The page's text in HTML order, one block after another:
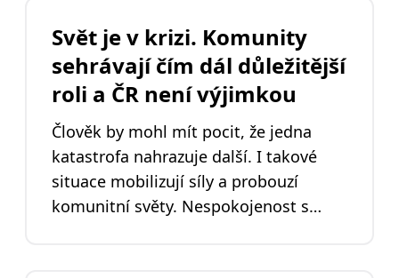
nejlépe – prostřednictvím technologií.
Pomohli jsme vytvořit 6 projektů a
jsme nesmírně vděční za každého, kdo
přispěl k jejich realizaci. Jaké projekty
to byly?
Svět je v krizi. Komunity
sehrávají čím dál důležitější
roli a ČR není výjimkou
Člověk by mohl mít pocit, že jedna
katastrofa nahrazuje další. I takové
situace mobilizují síly a probouzí
komunitní světy. Nespokojenost s